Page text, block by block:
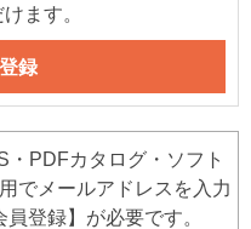
ます。
PDFカタログ・ソフト
でメールアドレスを入力
登録】が必要です。